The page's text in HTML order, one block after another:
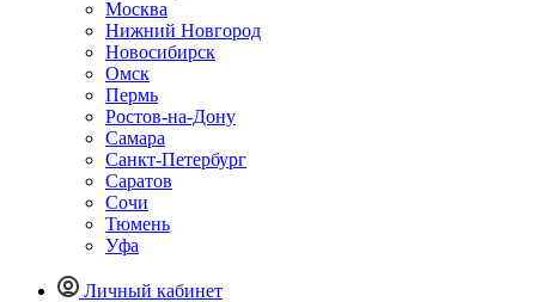
Москва
Нижний Новгород
Новосибирск
Омск
Пермь
Ростов-на-Дону
Самара
Санкт-Петербург
Саратов
Сочи
Тюмень
Уфа
Личный кабинет